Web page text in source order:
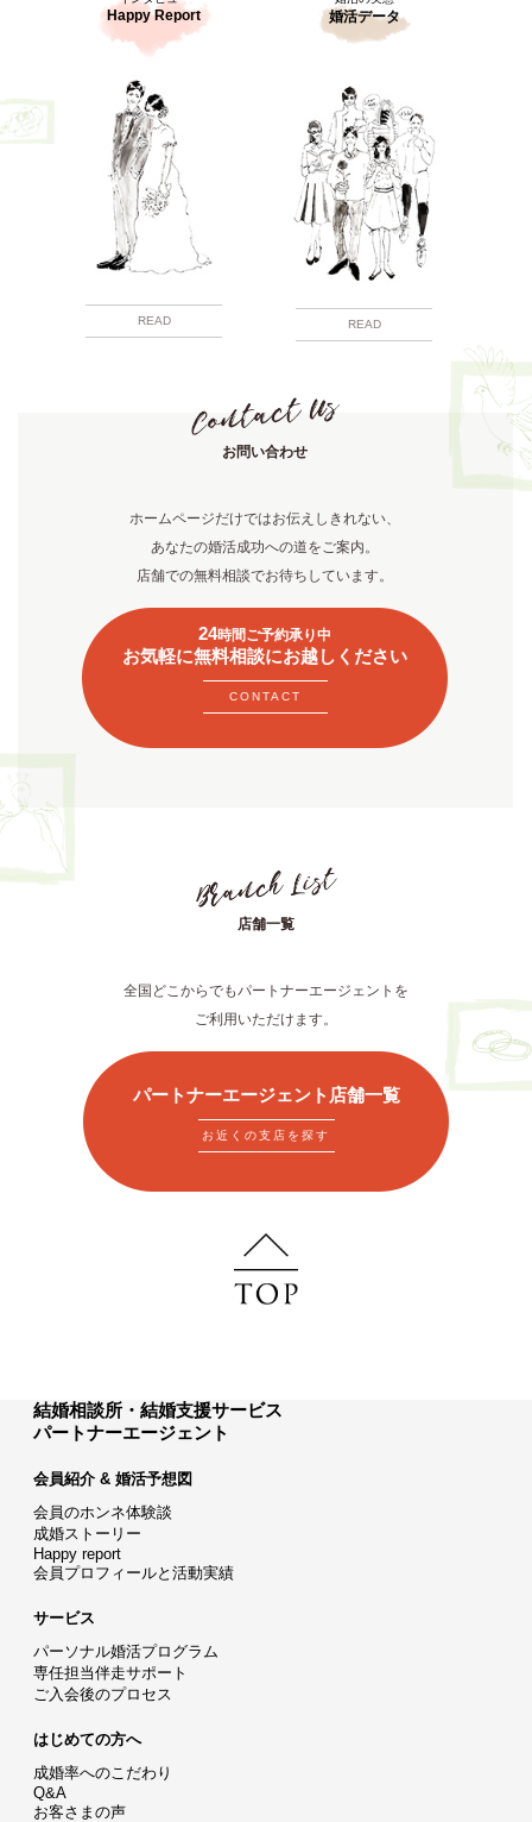
Happy Report
READ
婚活データ
READ
お問い合わせ
ホームページだけではお伝えしきれない、
あなたの婚活成功への道をご案内。
店舗での無料相談でお待ちしています。
24時間ご予約承り中
お気軽に無料相談にお越しください
CONTACT
店舗一覧
全国どこからでもパートナーエージェントを
ご利用いただけます。
パートナーエージェント店舗一覧
お近くの支店を探す
結婚相談所・結婚支援サービス
パートナーエージェント
会員紹介 & 婚活予想図
会員のホンネ体験談
成婚ストーリー
Happy report
会員プロフィールと活動実績
サービス
パーソナル婚活プログラム
専任担当伴走サポート
ご入会後のプロセス
はじめての方へ
成婚率へのこだわり
Q&A
お客さまの声